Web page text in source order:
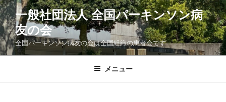
コ
ン
テ
ン
ツ
一般社団法人 全国パーキンソン病
友の会
全国パーキンソン病友の会は全国組織の患者会です
メニュー